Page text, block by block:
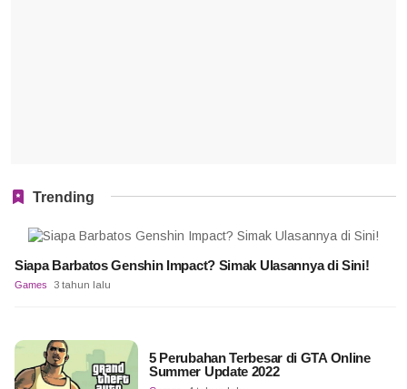
Trending
Siapa Barbatos Genshin Impact? Simak Ulasannya di Sini!
Games 3 tahun lalu
5 Perubahan Terbesar di GTA Online
Summer Update 2022